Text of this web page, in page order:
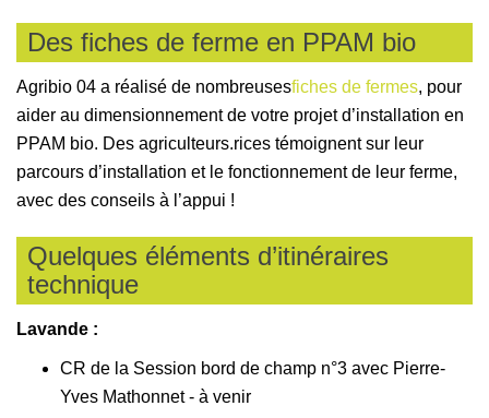
Des fiches de ferme en PPAM bio
Agribio 04 a réalisé de nombreusesfiches de fermes, pour
aider au dimensionnement de votre projet d’installation en
PPAM bio. Des agriculteurs.rices témoignent sur leur
parcours d’installation et le fonctionnement de leur ferme,
avec des conseils à l’appui !
Quelques éléments d’itinéraires
technique
Lavande :
CR de la Session bord de champ n°3 avec Pierre-
Yves Mathonnet - à venir